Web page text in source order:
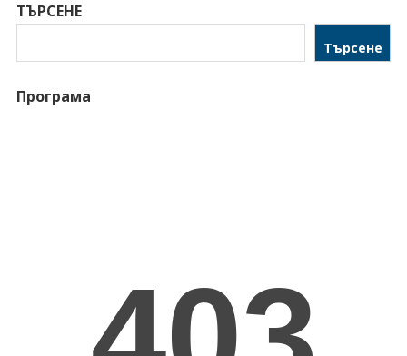
ТЪРСЕНЕ
Търсене
Програма